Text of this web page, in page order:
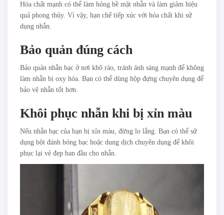
Hóa chất mạnh có thể làm hỏng bề mặt nhẫn và làm giảm hiệu
quả phong thủy. Vì vậy, hạn chế tiếp xúc với hóa chất khi sử
dụng nhẫn.
Bảo quản đúng cách
Bảo quản nhẫn bạc ở nơi khô ráo, tránh ánh sáng mạnh để không
làm nhẫn bị oxy hóa. Bạn có thể dùng hộp đựng chuyên dụng để
bảo vệ nhẫn tốt hơn.
Khôi phục nhẫn khi bị xỉn màu
Nếu nhẫn bạc của bạn bị xỉn màu, đừng lo lắng. Bạn có thể sử
dụng bột đánh bóng bạc hoặc dung dịch chuyên dụng để khôi
phục lại vẻ đẹp ban đầu cho nhẫn.